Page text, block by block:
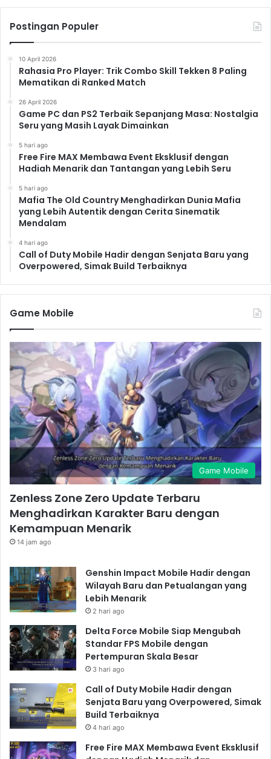
Postingan Populer
10 April 2026
Rahasia Pro Player: Trik Combo Skill Tekken 8 Paling
Mematikan di Ranked Match
26 April 2026
Game PC dan PS2 Terbaik Sepanjang Masa: Nostalgia
Seru yang Masih Layak Dimainkan
5 hari ago
Free Fire MAX Membawa Event Eksklusif dengan
Hadiah Menarik dan Tantangan yang Lebih Seru
5 hari ago
Mafia The Old Country Menghadirkan Dunia Mafia
yang Lebih Autentik dengan Cerita Sinematik
Mendalam
4 hari ago
Call of Duty Mobile Hadir dengan Senjata Baru yang
Overpowered, Simak Build Terbaiknya
Game Mobile
Game Mobile
Zenless Zone Zero Update Terbaru
Menghadirkan Karakter Baru dengan
Kemampuan Menarik
14 jam ago
Genshin Impact Mobile Hadir dengan
Wilayah Baru dan Petualangan yang
Lebih Menarik
2 hari ago
Delta Force Mobile Siap Mengubah
Standar FPS Mobile dengan
Pertempuran Skala Besar
3 hari ago
Call of Duty Mobile Hadir dengan
Senjata Baru yang Overpowered, Simak
Build Terbaiknya
4 hari ago
Free Fire MAX Membawa Event Eksklusif